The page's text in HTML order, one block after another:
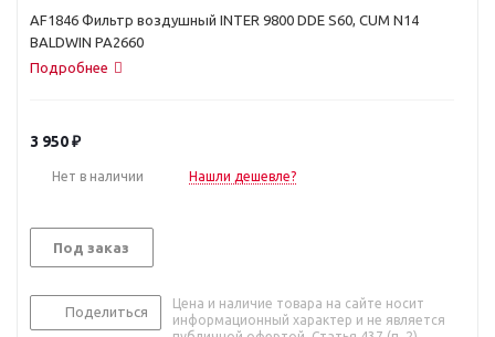
AF1846 Фильтр воздушный INTER 9800 DDE S60, CUM N14
BALDWIN PA2660
Подробнее
3 950₽
Нет в наличии Нашли дешевле?
Под заказ
Поделиться
Цена и наличие товара на сайте носит
информационный характер и не является